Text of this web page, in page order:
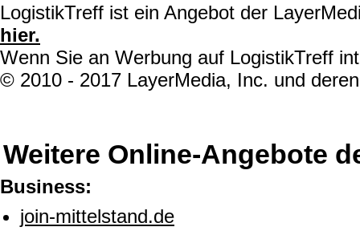
LogistikTreff ist ein Angebot der
hier.
Wenn Sie an Werbung auf LogistikTreff
© 2010 - 2017 LayerMedia, Inc. und
Weitere Online-Angebote
Business:
join-mittelstand.de